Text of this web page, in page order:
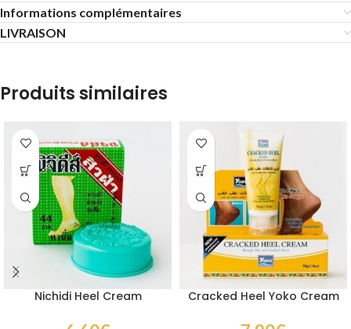
Informations complémentaires
LIVRAISON
Produits similaires
Nichidi Heel Cream Cracked Heel Yoko Cream